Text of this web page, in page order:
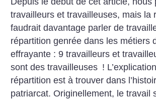
travailleurs et travailleuses, mais la
faudrait davantage parler de
répartition genrée dans les métiers
effrayante : 9 travailleurs et
sont des travailleuses !
répartition est à trouver dans
patriarcat. Originellement, le travail